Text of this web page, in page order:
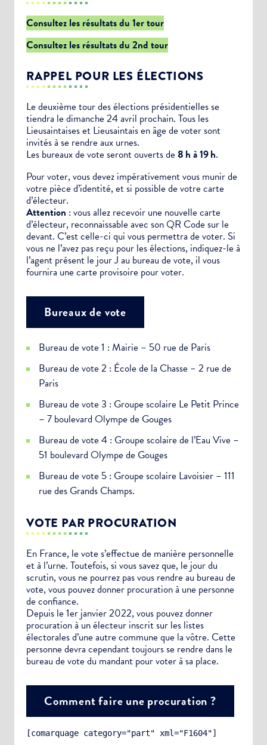
Consultez les résultats du 1er tour
Consultez les résultats du 2nd tour
RAPPEL POUR LES ÉLECTIONS
Le deuxième tour des élections présidentielles se
tiendra le dimanche 24 avril prochain. Tous les
Lieusaintaises et Lieusaintais en âge de voter sont
invités à se rendre aux urnes.
Les bureaux de vote seront ouverts de 8 h à 19 h.
Pour voter, vous devez impérativement vous munir de
votre pièce d’identité, et si possible de votre carte
d’électeur.
Attention : vous allez recevoir une nouvelle carte
d’électeur, reconnaissable avec son QR Code sur le
devant. C’est celle-ci qui vous permettra de voter. Si
vous ne l’avez pas reçu pour les élections, indiquez-le à
l’agent présent le jour J au bureau de vote, il vous
fournira une carte provisoire pour voter.
Bureaux de vote
Bureau de vote 1 : Mairie – 50 rue de Paris
Bureau de vote 2 : École de la Chasse – 2 rue de
Paris
Bureau de vote 3 : Groupe scolaire Le Petit Prince
– 7 boulevard Olympe de Gouges
Bureau de vote 4 : Groupe scolaire de l’Eau Vive –
51 boulevard Olympe de Gouges
Bureau de vote 5 : Groupe scolaire Lavoisier – 111
rue des Grands Champs.
VOTE PAR PROCURATION
En France, le vote s’effectue de manière personnelle
et à l’urne. Toutefois, si vous savez que, le jour du
scrutin, vous ne pourrez pas vous rendre au bureau de
vote, vous pouvez donner procuration à une personne
de confiance.
Depuis le 1er janvier 2022, vous pouvez donner
procuration à un électeur inscrit sur les listes
électorales d’une autre commune que la vôtre. Cette
personne devra cependant toujours se rendre dans le
bureau de vote du mandant pour voter à sa place.
Comment faire une procuration ?
[comarquage category="part" xml="F1604"]